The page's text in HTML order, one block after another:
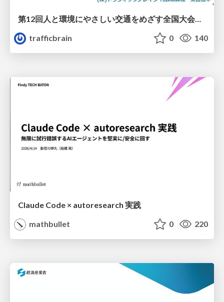
第12回人と環境にやさしい交通をめざす全国大会／熊本都市圏「車1割削減、渋滞半減、公共交通2倍」をめざして
trafficbrain
0 140
Claude Code × autoresearch 実践
mathbullet
0 220